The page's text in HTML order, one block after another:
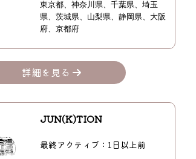
東京都
神奈川県 千葉県
埼玉
県
茨城県 山梨県 静岡県
大阪
府
京都府
詳細を見る
JUN(K)TION
最終アクティブ：1日以上前